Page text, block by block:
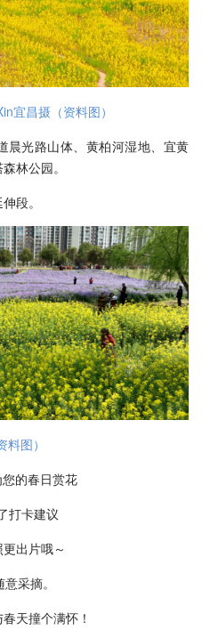
宜昌摄（资料图）
晨光路山体、黄柏河湿地、宜黄
林公园。
段。
图）
的春日赏花
打卡建议
出片哦～
采摘。
天撞个满怀！